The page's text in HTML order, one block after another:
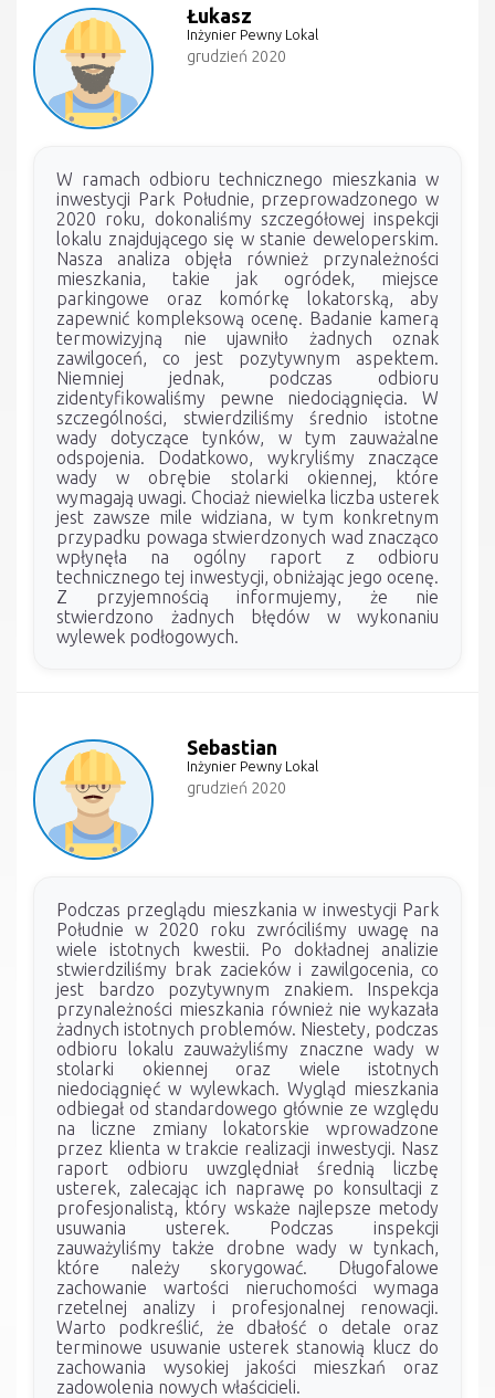
Łukasz
Inżynier Pewny Lokal
grudzień 2020
W ramach odbioru technicznego mieszkania w
inwestycji Park Południe, przeprowadzonego w
2020 roku, dokonaliśmy szczegółowej inspekcji
lokalu znajdującego się w stanie deweloperskim.
Nasza analiza objęła również przynależności
mieszkania, takie jak ogródek, miejsce
parkingowe oraz komórkę lokatorską, aby
zapewnić kompleksową ocenę. Badanie kamerą
termowizyjną nie ujawniło żadnych oznak
zawilgoceń, co jest pozytywnym aspektem.
Niemniej jednak, podczas odbioru
zidentyfikowaliśmy pewne niedociągnięcia. W
szczególności, stwierdziliśmy średnio istotne
wady dotyczące tynków, w tym zauważalne
odspojenia. Dodatkowo, wykryliśmy znaczące
wady w obrębie stolarki okiennej, które
wymagają uwagi. Chociaż niewielka liczba usterek
jest zawsze mile widziana, w tym konkretnym
przypadku powaga stwierdzonych wad znacząco
wpłynęła na ogólny raport z odbioru
technicznego tej inwestycji, obniżając jego ocenę.
Z przyjemnością informujemy, że nie
stwierdzono żadnych błędów w wykonaniu
wylewek podłogowych.
Sebastian
Inżynier Pewny Lokal
grudzień 2020
Podczas przeglądu mieszkania w inwestycji Park
Południe w 2020 roku zwróciliśmy uwagę na
wiele istotnych kwestii. Po dokładnej analizie
stwierdziliśmy brak zacieków i zawilgocenia, co
jest bardzo pozytywnym znakiem. Inspekcja
przynależności mieszkania również nie wykazała
żadnych istotnych problemów. Niestety, podczas
odbioru lokalu zauważyliśmy znaczne wady w
stolarki okiennej oraz wiele istotnych
niedociągnięć w wylewkach. Wygląd mieszkania
odbiegał od standardowego głównie ze względu
na liczne zmiany lokatorskie wprowadzone
przez klienta w trakcie realizacji inwestycji. Nasz
raport odbioru uwzględniał średnią liczbę
usterek, zalecając ich naprawę po konsultacji z
profesjonalistą, który wskaże najlepsze metody
usuwania usterek. Podczas inspekcji
zauważyliśmy także drobne wady w tynkach,
które należy skorygować. Długofalowe
zachowanie wartości nieruchomości wymaga
rzetelnej analizy i profesjonalnej renowacji.
Warto podkreślić, że dbałość o detale oraz
terminowe usuwanie usterek stanowią klucz do
zachowania wysokiej jakości mieszkań oraz
zadowolenia nowych właścicieli.